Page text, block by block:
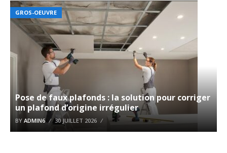
GROS-OEUVRE
Pose de faux plafonds : la solution pour corriger
un plafond d’origine irrégulier
BY ADMIN6 30 JUILLET 2026